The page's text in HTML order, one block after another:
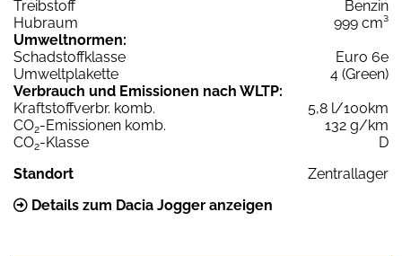
Treibstoff
Benzin
Hubraum
999 cm³
Umweltnormen:
Schadstoffklasse
Euro 6e
Umweltplakette
4 (Green)
Verbrauch und Emissionen nach WLTP:
Kraftstoffverbr. komb.
5,8 l/100km
CO2-Emissionen komb.
132 g/km
CO2-Klasse
D
Standort
Zentrallager
Details zum Dacia Jogger anzeigen